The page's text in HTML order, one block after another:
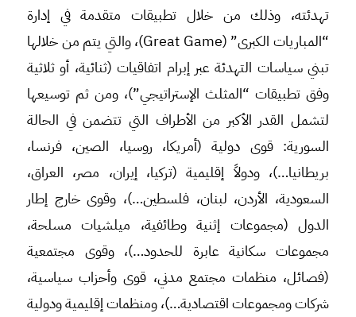
تهدئته، وذلك من خلال تطبيقات متقدمة في إدارة
“المباريات الكبرى” (Great Game)، والتي يتم من خلالها
تبني سياسات التهدئة عبر إبرام اتفاقيات (ثنائية، أو ثلاثية
وفق تطبيقات “المثلث الإستراتيجي”)، ومن ثم توسيعها
لتشمل القدر الأكبر من الأطراف التي تتضمن في الحالة
السورية: قوى دولية (أمريكا، روسيا، الصين، فرنسا،
بريطانيا…)، ودولاً إقليمية (تركيا، إيران، مصر، العراق،
السعودية، الأردن، لبنان، فلسطين…)، وقوى خارج إطار
الدول (مجموعات إثنية وطائفية، ميلشيات مسلحة،
مجموعات سكانية عابرة للحدود…)، وقوى مجتمعية
(فصائل، منظمات مجتمع مدني، قوى وأحزاب سياسية،
شركات ومجموعات اقتصادية…)، ومنظمات إقليمية ودولية